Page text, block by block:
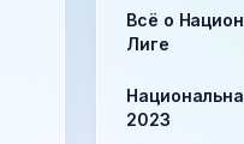
Всё о
Лиге
2023